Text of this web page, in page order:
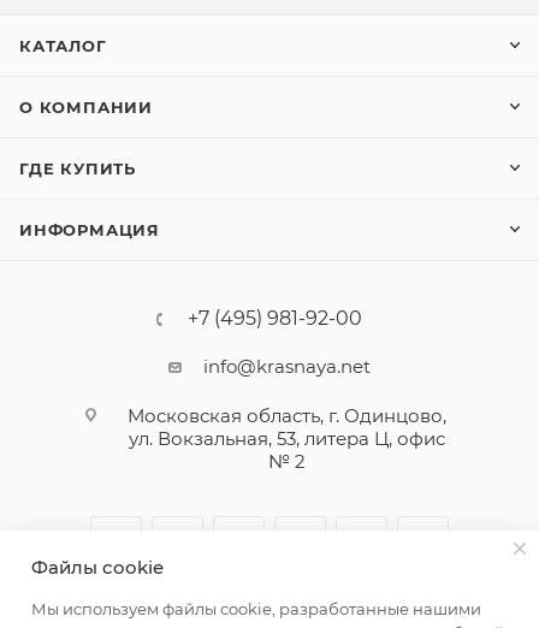
КАТАЛОГ
О КОМПАНИИ
ГДЕ КУПИТЬ
ИНФОРМАЦИЯ
+7 (495) 981-92-00
info@krasnaya.net
Московская область, г. Одинцово,
ул. Вокзальная, 53, литера Ц, офис
№ 2
Файлы cookie
Мы используем файлы cookie, разработанные нашими